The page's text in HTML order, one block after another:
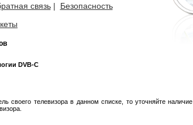
связь| Безопасность
DVB-C
телевизора в данном списке, то уточняйте наличие